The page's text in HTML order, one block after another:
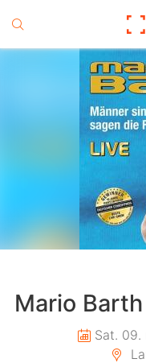
Mario
Sat. 09.